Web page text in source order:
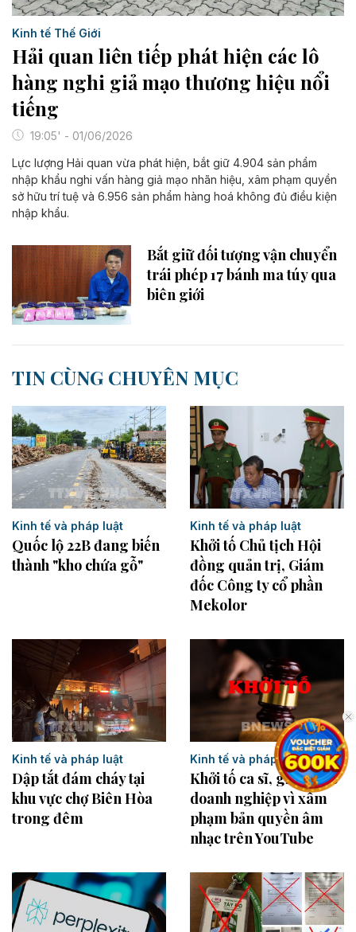
Kinh tế Thế Giới
Hải quan liên tiếp phát hiện các lô
hàng nghi giả mạo thương hiệu nổi
tiếng
19:05' - 01/06/2026
Lực lượng Hải quan vừa phát hiện, bắt giữ 4.904 sản phẩm
nhập khẩu nghi vấn hàng giả mạo nhãn hiệu, xâm phạm quyền
sở hữu trí tuệ và 6.956 sản phẩm hàng hoá không đủ điều kiện
nhập khẩu.
Bắt giữ đối tượng vận chuyển
trái phép 17 bánh ma túy qua
biên giới​
TIN CÙNG CHUYÊN MỤC
Kinh tế và pháp luật
Quốc lộ 22B đang biến
thành "kho chứa gỗ"
Kinh tế và pháp luật
Khởi tố Chủ tịch Hội
đồng quản trị, Giám
đốc Công ty cổ phần
Mekolor
Kinh tế và pháp luật
Dập tắt đám cháy tại
khu vực chợ Biên Hòa
trong đêm
Kinh tế và pháp luật
Khởi tố ca sĩ, giám đốc
doanh nghiệp vì xâm
phạm bản quyền âm
nhạc trên YouTube